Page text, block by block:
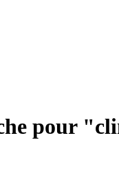
pour